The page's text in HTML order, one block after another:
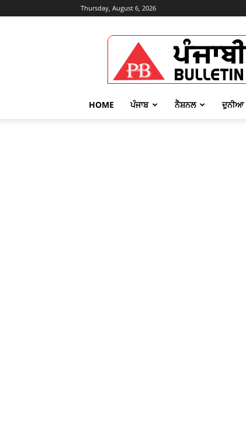
Thursday, August 6, 2026
Punjabi
Bulletin
HOME ਪੰਜਾਬ ਨੈਸ਼ਨਲ ਦੁਨੀਆ